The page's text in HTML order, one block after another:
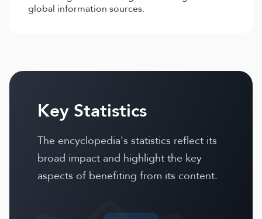
global information sources.
Key Statistics
The encyclopedia's statistics reflect its
broad impact and highlight the key
aspects of benefiting from its content.